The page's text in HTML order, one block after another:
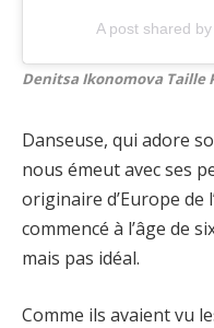
A post shared
Denitsa Ikonomova Taille
Danseuse, qui adore
nous émeut avec ses
originaire d’Europe de
commencé à l’âge de
mais pas idéal.
Comme ils avaient vu